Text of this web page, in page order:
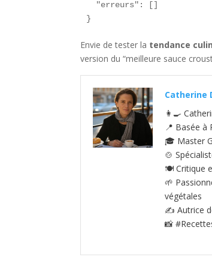
  "erreurs": []
}
Envie de tester la tendance
version du “meilleure sauce
Catherine
👩‍🍳
📍 Basée à
🎓 Master
🍲
🍽️ Critique
🌱
végétales
✍️ Autrice
📸